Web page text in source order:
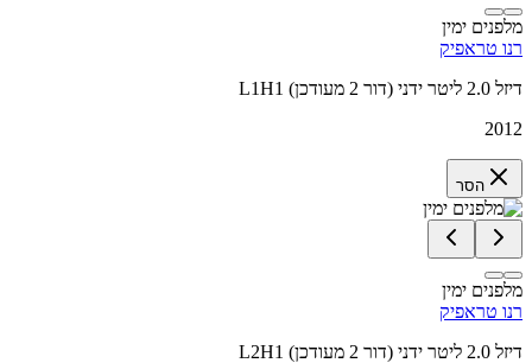
מלפנים ימין
רנו טראפיק
L1H1 דיזל 2.0 ליטר ידני (דור 2 מעודכן)
2012
הסר
מלפנים ימין
רנו טראפיק
L2H1 דיזל 2.0 ליטר ידני (דור 2 מעודכן)